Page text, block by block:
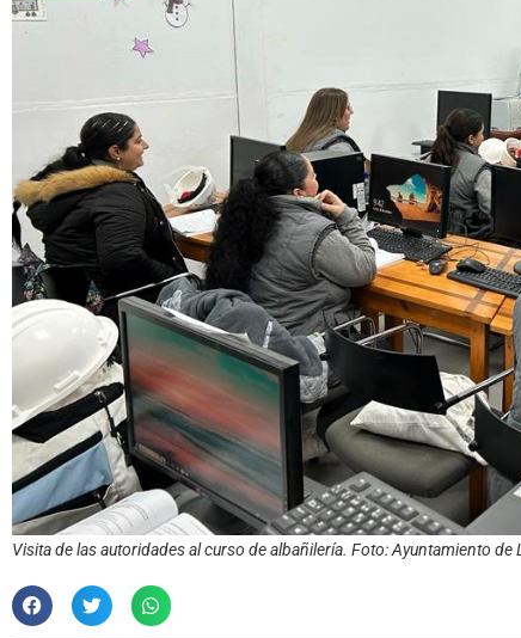
Visita de las autoridades al curso de albañilería. Foto: Ayuntamiento de